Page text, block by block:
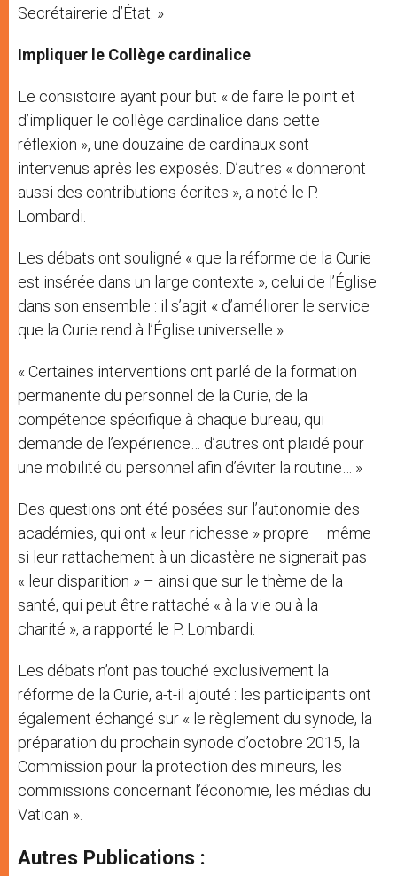
Secrétairerie d’État. »
Impliquer le Collège cardinalice
Le consistoire ayant pour but « de faire le point et
d’impliquer le collège cardinalice dans cette
réflexion », une douzaine de cardinaux sont
intervenus après les exposés. D’autres « donneront
aussi des contributions écrites », a noté le P.
Lombardi.
Les débats ont souligné « que la réforme de la Curie
est insérée dans un large contexte », celui de l’Église
dans son ensemble : il s’agit « d’améliorer le service
que la Curie rend à l’Église universelle ».
« Certaines interventions ont parlé de la formation
permanente du personnel de la Curie, de la
compétence spécifique à chaque bureau, qui
demande de l’expérience… d’autres ont plaidé pour
une mobilité du personnel afin d’éviter la routine… »
Des questions ont été posées sur l’autonomie des
académies, qui ont « leur richesse » propre – même
si leur rattachement à un dicastère ne signerait pas
« leur disparition » – ainsi que sur le thème de la
santé, qui peut être rattaché « à la vie ou à la
charité », a rapporté le P. Lombardi.
Les débats n’ont pas touché exclusivement la
réforme de la Curie, a-t-il ajouté : les participants ont
également échangé sur « le règlement du synode, la
préparation du prochain synode d’octobre 2015, la
Commission pour la protection des mineurs, les
commissions concernant l’économie, les médias du
Vatican ».
Autres Publications :